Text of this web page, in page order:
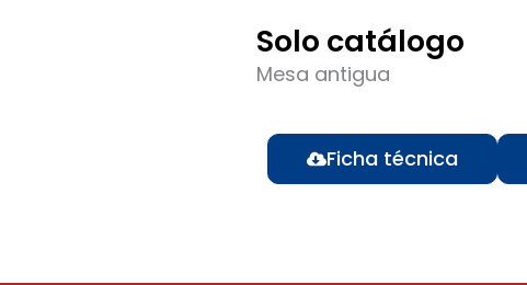
Solo catálogo
Mesa antigua
Ficha técnica